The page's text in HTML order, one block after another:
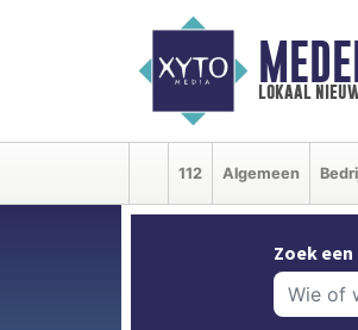
lokaal
112 Algemeen
Zoek